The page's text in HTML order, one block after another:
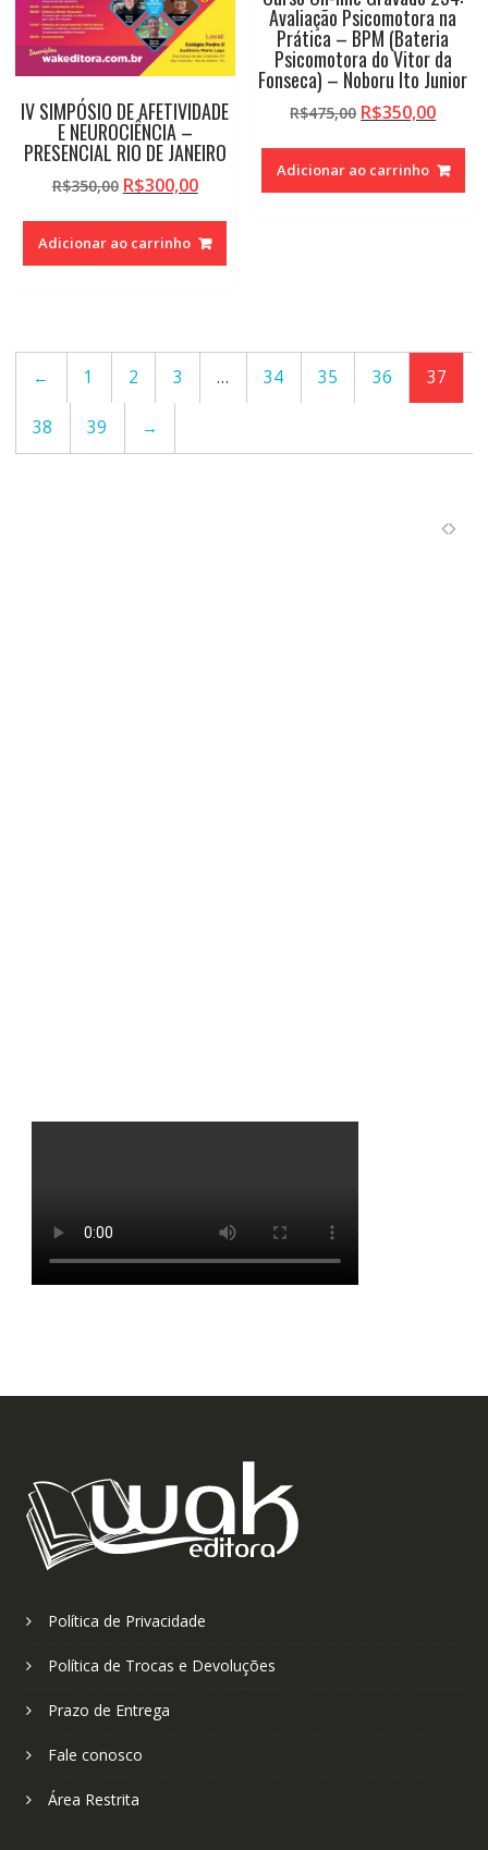
IV SIMPÓSIO DE AFETIVIDADE
E NEUROCIÊNCIA –
PRESENCIAL RIO DE JANEIRO
R$350,00 O
original
era:
R$300,00O
atual
é:
Adicionar ao carrinho
Avaliação Psicomotora na
Prática – BPM (Bateria
Psicomotora do Vitor da
Fonseca) – Noboru Ito Junior
R$475,00 O
original
era:
R$350,00O
atual
é:
Adicionar ao carrinho
← 1 2 3 … 34 35 36 37
38 39 →
Política de Privacidade
Política de Trocas e Devoluções
Prazo de Entrega
Fale conosco
Área Restrita